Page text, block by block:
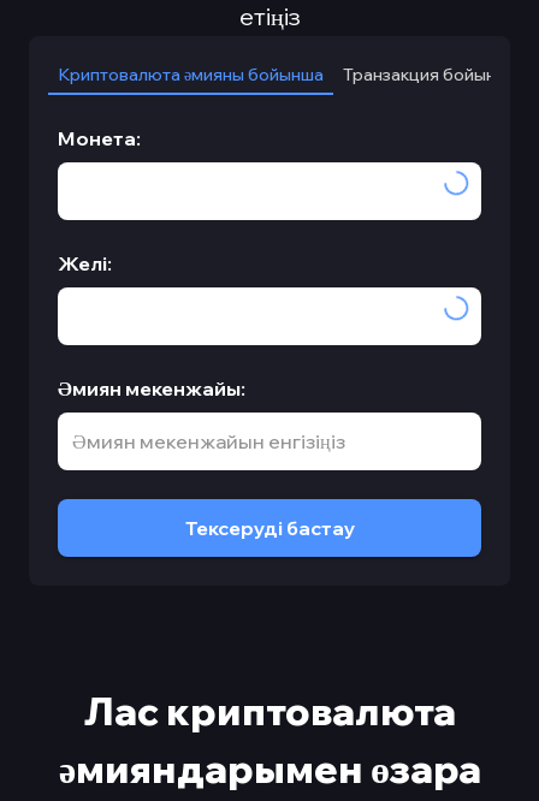
етіңіз
Криптовалюта әмияны бойынша Транзакция бойынша
Монета:
Желі:
Әмиян мекенжайы:
Тексеруді бастау
Лас криптовалюта
әмияндарымен өзара